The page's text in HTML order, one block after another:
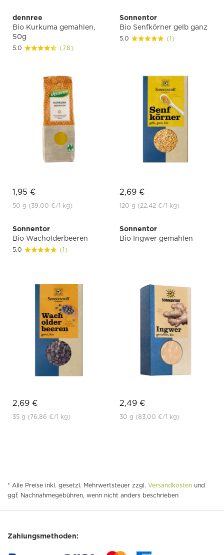
dennree
Bio Kurkuma gemahlen,
50g
5.0 (78)
1,95 €
50 g (39,00 €/1 kg)
Sonnentor
Bio Senfkörner gelb ganz
5.0 (1)
2,69 €
120 g (22,42 €/1 kg)
Sonnentor
Bio Wacholderbeeren
5.0 (1)
2,69 €
35 g (76,86 €/1 kg)
Sonnentor
Bio Ingwer gemahlen
2,49 €
30 g (83,00 €/1 kg)
* Alle Preise inkl. gesetzl. Mehrwertsteuer zzgl. Versandkosten und
ggf. Nachnahmegebühren, wenn nicht anders beschrieben
Zahlungsmethoden: